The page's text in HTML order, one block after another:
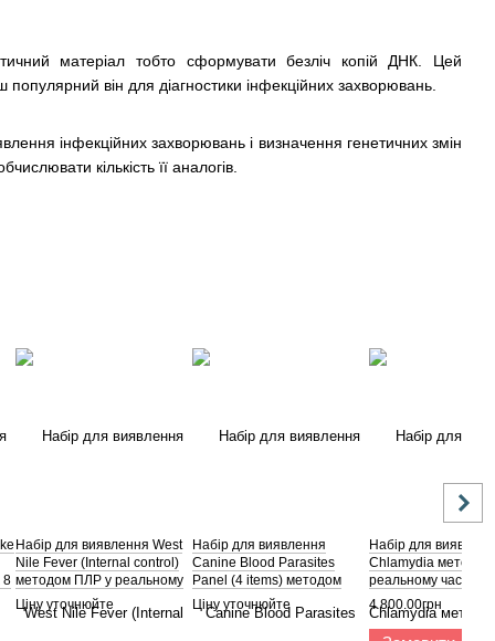
матеріал тобто сформувати безліч копій ДНК. Цей
він для діагностики інфекційних захворювань.
інфекційних захворювань і визначення генетичних змін
кількість її аналогів.
8
Набір для виявлення West
Nile Fever (Internal control)
методом ПЛР у реальному
часі, уп. 8 шт.
Ціну уточнюйте
Набір для виявлення
Canine Blood Parasites
Panel (4 items) методом
ПЛР у реальному часі, уп. 8
шт.
Ціну уточнюйте
Набір для
Chlamydia
реальному часі, уп.
4 800.00грн